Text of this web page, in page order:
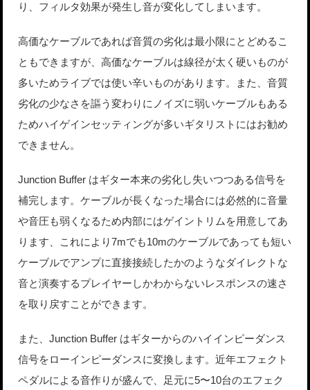
り、フィルタ効果が発生し音が変化してしまいます。
高価なケーブルであれば音質の劣化は最小限にとどめるこ
ともできますが、高価なケーブルは線径が太く硬いものが
多いためライブでは使い辛いものがあります。また、音質
劣化の少なさを謳う変わりにノイズに弱いケーブルもある
ためハイゲインセッティングが多いギタリストにはお勧め
できません。
Junction Buffer はギター本来の劣化し失いつつある信号を
補完します。ケーブルが長くなった場合には必然的に音量
や音圧も弱くなるため内部にはゲイントリムを用意してあ
ります、これにより7mでも10mのケーブルであっても短い
ケーブルでアンプに直接接続したかのようなダイレクトな
音と演奏するプレイヤーしかわからないレスポンスの速さ
を取り戻すことができます。
また、Junction Buffer はギターからのハイインピーダンス
信号をローインピーダンスに変換します。近年エフェクト
ペダルによる音作りが盛んで、足元に5〜10台のエフェク